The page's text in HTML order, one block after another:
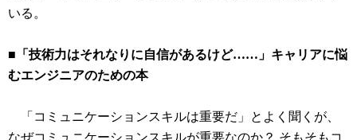
いる。
■「技術力はそれなりに自信があるけど……」キャリアに悩
むエンジニアのための本
「コミュニケーションスキルは重要だ」とよく聞くが、
なぜコミュニケーションスキルが重要なのか？ そもそもコ